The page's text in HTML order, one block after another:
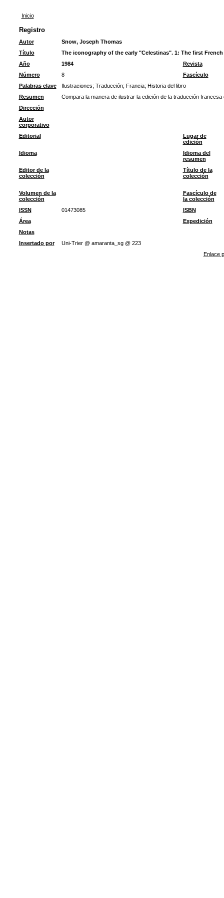
Inicio
Registro
Autor
Snow, Joseph Thomas
Título
The iconography of the early "Celestinas". 1: The first
Año
1984
Revista
Número
8
Fascículo
Palabras clave
Ilustraciones; Traducción; Francia; Historia del libro
Resumen
Compara la manera de ilustrar la edición de la traducción
Dirección
Autor
corporativo
Editorial
Lugar de
edición
Idioma
Idioma del
resumen
Editor de la
colección
Título de la
colección
Volumen de la
colección
Fascículo de
la colección
ISSN
01473085
ISBN
Área
Expedición
Notas
Insertado por
Uni-Trier @ amaranta_sg @ 223
Enlace